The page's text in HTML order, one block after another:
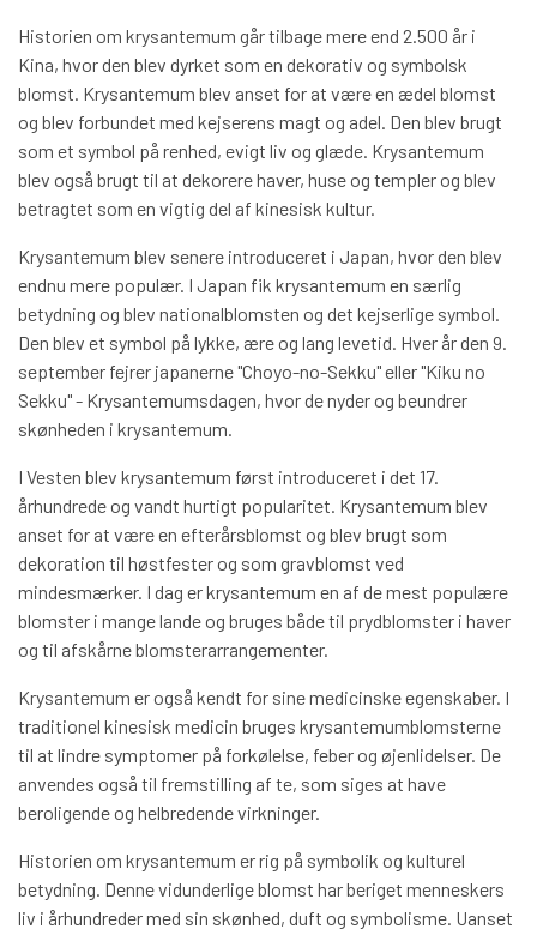
Historien om krysantemum går tilbage mere end 2.500 år i
Kina, hvor den blev dyrket som en dekorativ og symbolsk
blomst. Krysantemum blev anset for at være en ædel blomst
og blev forbundet med kejserens magt og adel. Den blev brugt
som et symbol på renhed, evigt liv og glæde. Krysantemum
blev også brugt til at dekorere haver, huse og templer og blev
betragtet som en vigtig del af kinesisk kultur.
Krysantemum blev senere introduceret i Japan, hvor den blev
endnu mere populær. I Japan fik krysantemum en særlig
betydning og blev nationalblomsten og det kejserlige symbol.
Den blev et symbol på lykke, ære og lang levetid. Hver år den 9.
september fejrer japanerne "Choyo-no-Sekku" eller "Kiku no
Sekku" - Krysantemumsdagen, hvor de nyder og beundrer
skønheden i krysantemum.
I Vesten blev krysantemum først introduceret i det 17.
århundrede og vandt hurtigt popularitet. Krysantemum blev
anset for at være en efterårsblomst og blev brugt som
dekoration til høstfester og som gravblomst ved
mindesmærker. I dag er krysantemum en af de mest populære
blomster i mange lande og bruges både til prydblomster i haver
og til afskårne blomsterarrangementer.
Krysantemum er også kendt for sine medicinske egenskaber. I
traditionel kinesisk medicin bruges krysantemumblomsterne
til at lindre symptomer på forkølelse, feber og øjenlidelser. De
anvendes også til fremstilling af te, som siges at have
beroligende og helbredende virkninger.
Historien om krysantemum er rig på symbolik og kulturel
betydning. Denne vidunderlige blomst har beriget menneskers
liv i århundreder med sin skønhed, duft og symbolisme. Uanset